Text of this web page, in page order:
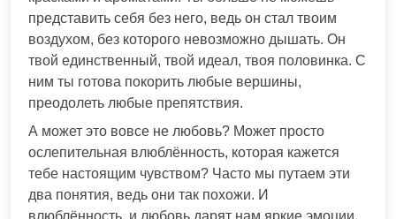
представить себя без него, ведь он стал твоим
воздухом, без которого невозможно дышать. Он
твой единственный, твой идеал, твоя половинка. С
ним ты готова покорить любые вершины,
преодолеть любые препятствия.
А может это вовсе не любовь? Может просто
ослепительная влюблённость, которая кажется
тебе настоящим чувством? Часто мы путаем эти
два понятия, ведь они так похожи. И
влюблённость, и любовь дарят нам яркие эмоции,